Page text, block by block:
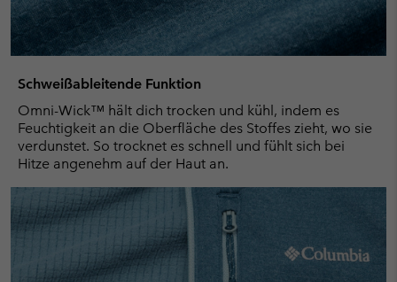
Schweißableitende Funktion
Omni-Wick™ hält dich trocken und kühl, indem es
Feuchtigkeit an die Oberfläche des Stoffes zieht, wo sie
verdunstet. So trocknet es schnell und fühlt sich bei
Hitze angenehm auf der Haut an.